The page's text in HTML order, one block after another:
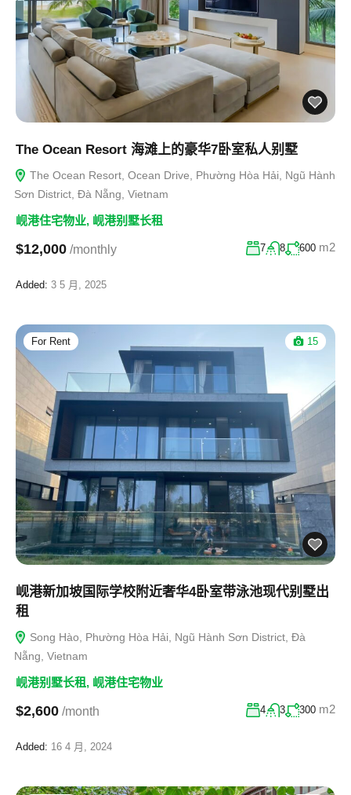
The Ocean Resort 海滩上的豪华7卧室私人别墅
The Ocean Resort, Ocean Drive, Phường Hòa Hải, Ngũ Hành
Sơn District, Đà Nẵng, Vietnam
岘港住宅物业, 岘港别墅长租
$12,000 /monthly 7 8 600 m2
Added: 3 5 月, 2025
For Rent 15
岘港新加坡国际学校附近奢华4卧室带泳池现代别墅出
租
Song Hào, Phường Hòa Hải, Ngũ Hành Sơn District, Đà
Nẵng, Vietnam
岘港别墅长租 , 岘港住宅物业
$2,600 /month 4 3 300 m2
Added: 16 4 月, 2024